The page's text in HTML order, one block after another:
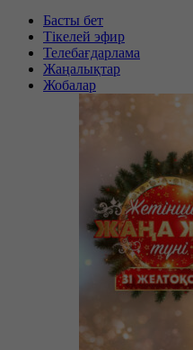
Басты бет
Тікелей эфир
Телебағдарлама
Жаңалықтар
Жобалар